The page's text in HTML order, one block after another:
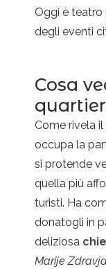
Oggi è teatro
degli eventi
Cosa
Come rivela
occupa la
si protende
quella più
turisti. Ha
donatogli in
deliziosa
Marije Zdravja